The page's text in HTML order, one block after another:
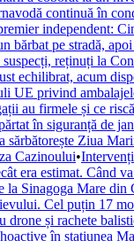
continuă în
independent:
bărbat pe stradă,
reținuți la
echilibrat, acum
UE privind
au firmele și ce
în siguranță de
sărbătorește Ziua
Cazinoului•
era estimat. Când
la Sinagoga Mare din
Cel puțin 17
drone și rachete
în stațiunea